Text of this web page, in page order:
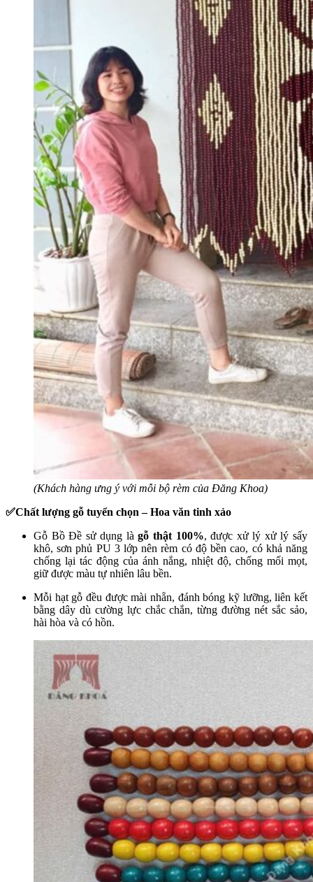
(Khách hàng ưng ý với mỗi bộ rèm của Đăng Khoa)
✅Chất lượng gỗ tuyển chọn – Hoa văn tinh xảo
Gỗ Bồ Đề sử dụng làgỗ thật 100%, được xử lý xử lý sấy
khô, sơn phủ PU 3 lớp nên rèm có độ bền cao, có khả năng
chống lại tác động của ánh nắng, nhiệt độ, chống mối mọt,
giữ được màu tự nhiên lâu bền.
Mỗi hạt gỗ đều được mài nhẵn, đánh bóng kỹ lưỡng, liên kết
bằng dây dù cường lực chắc chắn, từng đường nét sắc sảo,
hài hòa và có hồn.